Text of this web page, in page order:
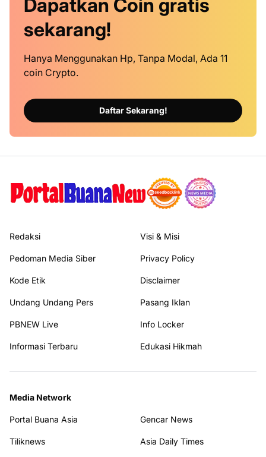
Dapatkan Coin gratis
sekarang!
Hanya Menggunakan Hp, Tanpa Modal, Ada 11
coin Crypto.
Daftar Sekarang!
Redaksi Visi & Misi
Pedoman Media Siber Privacy Policy
Kode Etik Disclaimer
Undang Undang Pers Pasang Iklan
PBNEW Live Info Locker
Informasi Terbaru Edukasi Hikmah
Media Network
Portal Buana Asia Gencar News
Tiliknews Asia Daily Times